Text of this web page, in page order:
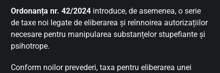
Ordonanța nr. 42/2024 introduce, de asemenea, o serie
de taxe noi legate de eliberarea și reînnoirea autorizațiilor
necesare pentru manipularea substanțelor stupefiante și
psihotrope.
Conform noilor prevederi, taxa pentru eliberarea unei